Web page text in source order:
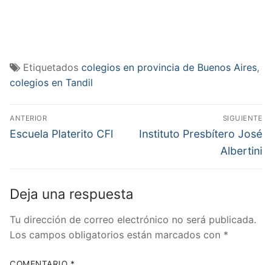
Etiquetados colegios en provincia de Buenos Aires,
colegios en Tandil
Navegación
de
ANTERIOR
Entrada
Escuela Platerito CFI
SIGUIENTE
Entrada
Instituto Presbítero José
Albertini
Deja una respuesta
Tu dirección de correo electrónico no será publicada.
Los campos obligatorios están marcados con *